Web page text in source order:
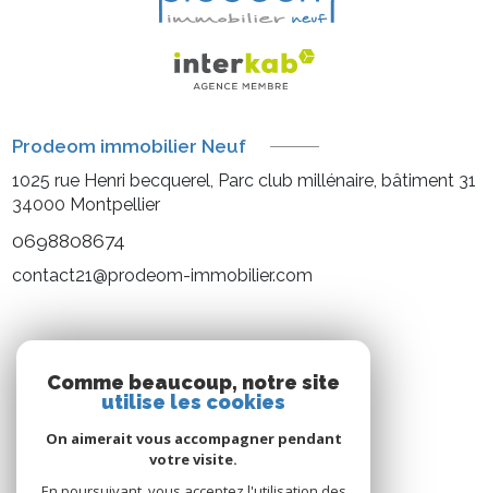
Prodeom immobilier Neuf
1025 rue Henri becquerel, Parc club millénaire, bâtiment 31
34000 Montpellier
0698808674
contact21@prodeom-immobilier.com
Nous suivre
Comme beaucoup, notre site
utilise les cookies
On aimerait vous accompagner pendant
votre visite.